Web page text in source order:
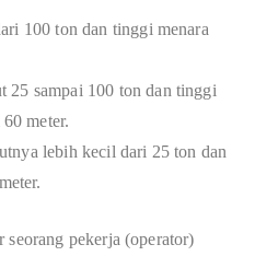
100 ton dan tinggi menara
25 sampai 100 ton dan tinggi
meter.
lebih kecil dari 25 ton dan
pekerja (operator)